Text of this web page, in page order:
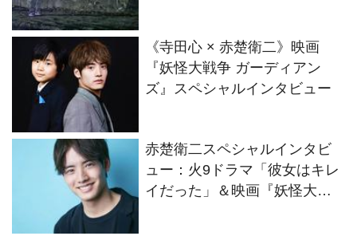
《寺田心 × 赤楚衛二》映画
『妖怪大戦争 ガーディアン
ズ』スペシャルインタビュー
赤楚衛二スペシャルインタビ
ュー：火9ドラマ「彼女はキレ
イだった」＆映画『妖怪大戦